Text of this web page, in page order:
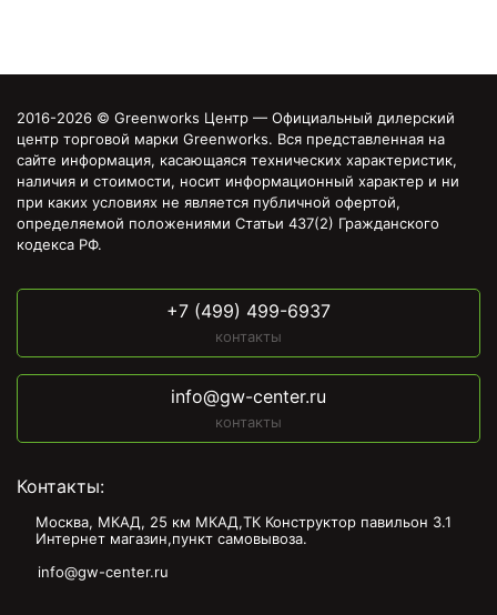
2016-2026 © Greenworks Центр — Официальный дилерский
центр торговой марки Greenworks. Вся представленная на
сайте информация, касающаяся технических характеристик,
наличия и стоимости, носит информационный характер и ни
при каких условиях не является публичной офертой,
определяемой положениями Статьи 437(2) Гражданского
кодекса РФ.
+7 (499) 499-6937
контакты
info@gw-center.ru
контакты
Контакты:
Москва, МКАД, 25 км МКАД,ТК Конструктор павильон З.1
Интернет магазин,пункт самовывоза.
info@gw-center.ru